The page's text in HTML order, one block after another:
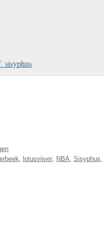
, lotusvijver, NBA, Sisyphus,